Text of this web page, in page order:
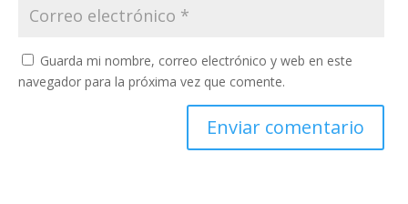
Guarda mi nombre, correo electrónico y web en este
navegador para la próxima vez que comente.